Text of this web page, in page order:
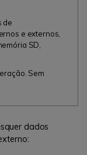
de
e externos,
SD,
Sem
dados